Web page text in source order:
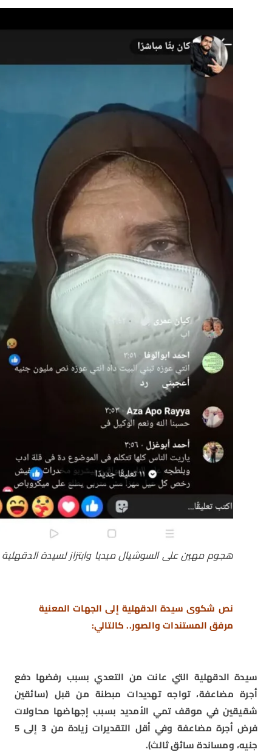
هجوم مهين على السوشيال ميديا وابتزاز لسيدة الدقهلية
نص شكوى سيدة الدقهلية إلى الجهات المعنية
مرفق المستندات والصور.. كالتالي:
سيدة الدقهلية التي عانت من التعدي بسبب رفضها دفع
أجرة مضاعفة، تواجه تهديدات مبطنة من قبل (سائقين
شقيقين في موقف تمي الأمديد بسبب إجهاضها محاولات
فرض أجرة مضاعفة وفي أقل التقديرات زيادة من 3 إلى 5
جنيه، ومساندة سائق ثالث).